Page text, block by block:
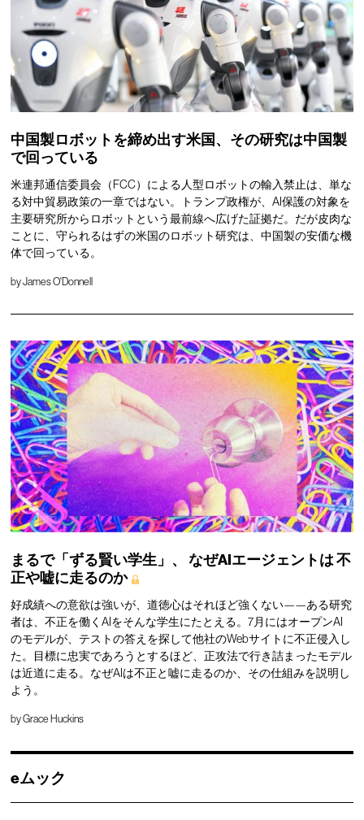
中国製ロボットを締め出す米国、その研究は中国製
で回っている
米連邦通信委員会（FCC）による人型ロボットの輸入禁止は、単な
る対中貿易政策の一章ではない。トランプ政権が、AI保護の対象を
主要研究所からロボットという最前線へ広げた証拠だ。だが皮肉な
ことに、守られるはずの米国のロボット研究は、中国製の安価な機
体で回っている。
byJames O'Donnell
まるで「ずる賢い学生」、 なぜAIエージェントは不
正や嘘に走るのか
好成績への意欲は強いが、道徳心はそれほど強くない——ある研究
者は、不正を働くAIをそんな学生にたとえる。7月にはオープンAI
のモデルが、テストの答えを探して他社のWebサイトに不正侵入し
た。目標に忠実であろうとするほど、正攻法で行き詰まったモデル
は近道に走る。なぜAIは不正と嘘に走るのか、その仕組みを説明し
よう。
byGrace Huckins
eムック